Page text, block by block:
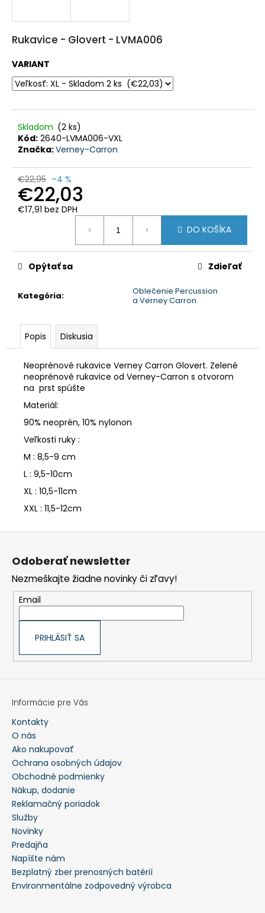
Rukavice - Glovert - LVMA006
VARIANT
Skladom (2 ks)
Kód: 2640-LVMA006-VXL
Značka:Verney-Carron
€22,95 –4 %
€22,03
€17,91 bez DPH
DO KOŠÍKA
Kategória:
Oblečenie Percussion
a Verney Carron
Opýtať sa Zdieľať
Popis Diskusia
Neoprénové rukavice Verney Carron Glovert. Zelené
neoprénové rukavice od Verney-Carron s otvorom
na prst spúšte
Materiál:
90% neoprén, 10% nylonon
Veľkosti ruky :
M : 8,5-9 cm
L : 9,5-10cm
XL : 10,5-11cm
XXL : 11,5-12cm
O
d
p
o
r
č
m
POLÁRNA
TEPLÁ
POĽOVNÍCKA
PARKA
BUNDA
MARCO
€182,35
Z
Odoberať newsletter
Nezmeškajte žiadne novinky či zľavy!
Email
PRIHLÁSIŤ SA
Informácie pre Vás
Kontakty
O nás
Ako nakupovať
Ochrana osobných údajov
Obchodné podmienky
Nákup, dodanie
Reklamačný poriadok
Služby
Novinky
Predajňa
Napíšte nám
Bezplatný zber prenosných batérií
Environmentálne zodpovedný výrobca